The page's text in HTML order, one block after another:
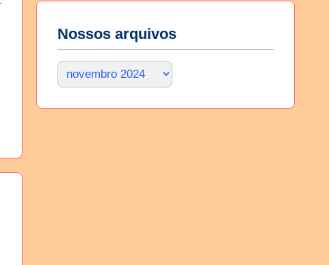
Nossos arquivos